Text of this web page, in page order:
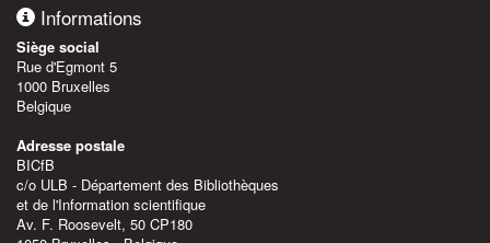
Informations
Siège social
Rue d'Egmont 5
1000 Bruxelles
Belgique
Adresse postale
BICfB
c/o ULB - Département des Bibliothèques
et de l'Information scientifique
Av. F. Roosevelt, 50 CP180